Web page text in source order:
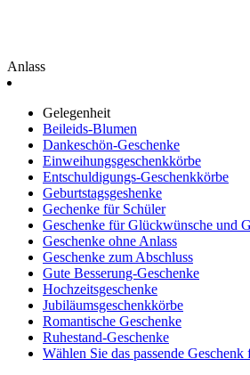
Anlass
Gelegenheit
Beileids-Blumen
Dankeschön-Geschenke
Einweihungsgeschenkkörbe
Entschuldigungs-Geschenkkörbe
Geburtstagsgeshenke
Gechenke für Schüler
Geschenke für Glückwünsche und
Geschenke ohne Anlass
Geschenke zum Abschluss
Gute Besserung-Geschenke
Hochzeitsgeschenke
Jubiläumsgeschenkkörbe
Romantische Geschenke
Ruhestand-Geschenke
Wählen Sie das passende